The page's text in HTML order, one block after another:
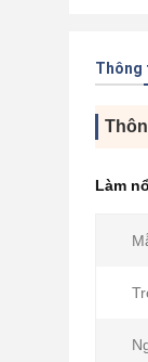
Thông
Làm